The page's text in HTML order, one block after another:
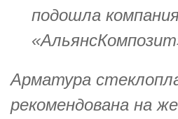
подошла
Арматура
рекомендована на